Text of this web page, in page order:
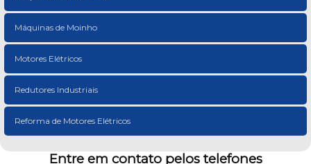
Máquinas de Moinho
Motores Elétricos
Redutores Industriais
Reforma de Motores Elétricos
Entre em contato pelos telefones